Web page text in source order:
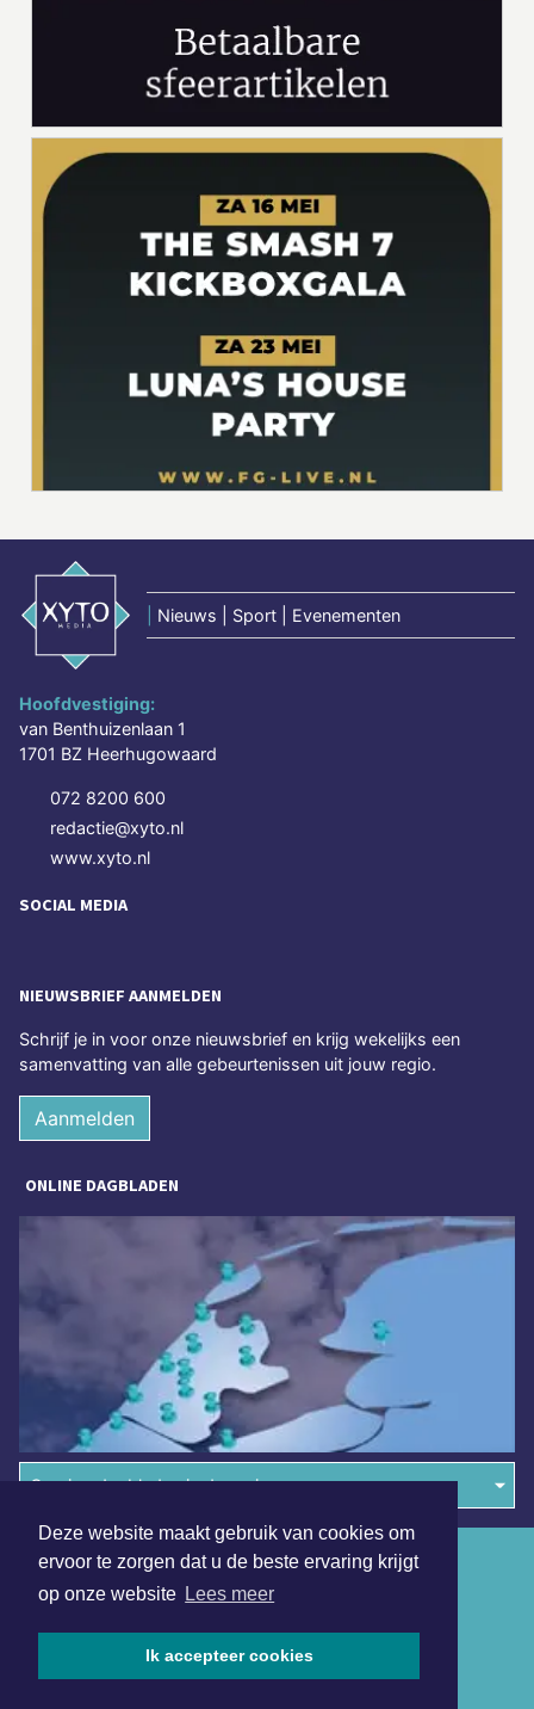
Deze website maakt gebruik van cookies om
ervoor te zorgen dat u de beste ervaring krijgt
op onze website Lees meer
Ik accepteer cookies
Nieuws | Sport | Evenementen
Hoofdvestiging:
van Benthuizenlaan 1
1701 BZ Heerhugowaard
072 8200 600
redactie@xyto.nl
www.xyto.nl
SOCIAL MEDIA
NIEUWSBRIEF AANMELDEN
Schrijf je in voor onze nieuwsbrief en krijg wekelijks een
samenvatting van alle gebeurtenissen uit jouw regio.
Aanmelden
ONLINE DAGBLADEN
Overige dagbladen in de regio
Algemene voorwaarden
Disclaimer